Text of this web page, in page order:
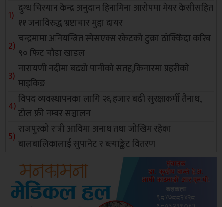
दुग्ध चिस्यान केन्द्र अनुदान हिनामिना आरोपमा मेयर केसीसहित
११ जनाविरुद्ध भ्रष्टाचार मुद्दा दायर
चन्द्रमामा अनियन्त्रित स्पेसएक्स रकेटको टुक्रा ठोक्किँदा करिब
९० फिट चौडा खाडल
नारायणी नदीमा बढ्यो पानीको सतह,किनारमा प्रहरीको
माइकिङ
विपद व्यवस्थापनका लागि २६ हजार बढी सुरक्षाकर्मी तैनाथ,
टोल फ्री नम्बर सञ्चालन
राजपुरको रात्री आविमा अनाथ तथा जोखिम रहेका
बालबालिकालाई सुपानेट र ब्ल्याङ्केट वितरण